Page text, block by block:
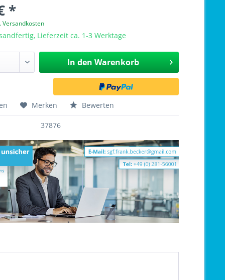
*
Versandkosten
Lieferzeit ca. 1-3 Werktage
In den Warenkorb
Merken Bewerten
37876